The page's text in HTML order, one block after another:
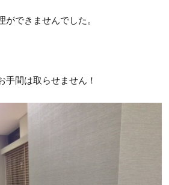
できませんでした。
手間は取らせません！